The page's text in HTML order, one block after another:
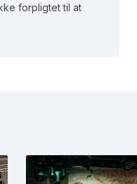
forpligtet til at